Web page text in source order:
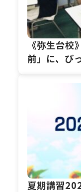
《弥生台校
前」に、び
夏期講習